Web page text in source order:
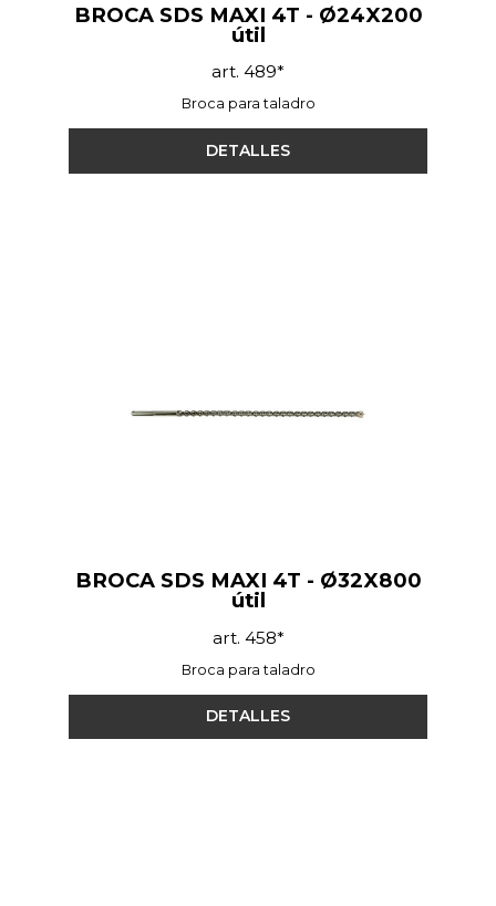
BROCA SDS MAXI 4T - Ø24X200
útil
art. 489*
Broca para taladro
DETALLES
BROCA SDS MAXI 4T - Ø32X800
útil
art. 458*
Broca para taladro
DETALLES